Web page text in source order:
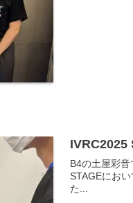
IVRC2025
B4の土屋彩
STAGEにお
た...